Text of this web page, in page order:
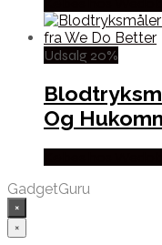
Udsalg 20%
Og
GadgetGuru
×
×